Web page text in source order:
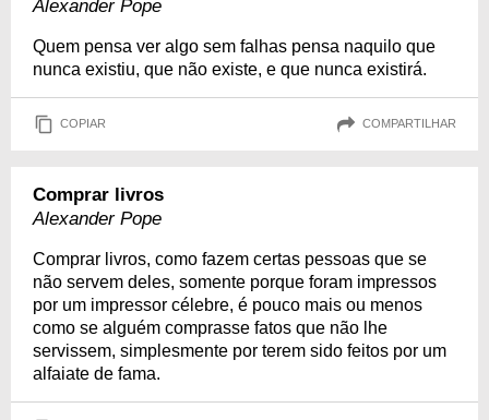
Alexander Pope
Quem pensa ver algo sem falhas pensa naquilo que
nunca existiu, que não existe, e que nunca existirá.
COPIAR COMPARTILHAR
Comprar livros
Alexander Pope
Comprar livros, como fazem certas pessoas que se
não servem deles, somente porque foram impressos
por um impressor célebre, é pouco mais ou menos
como se alguém comprasse fatos que não lhe
servissem, simplesmente por terem sido feitos por um
alfaiate de fama.